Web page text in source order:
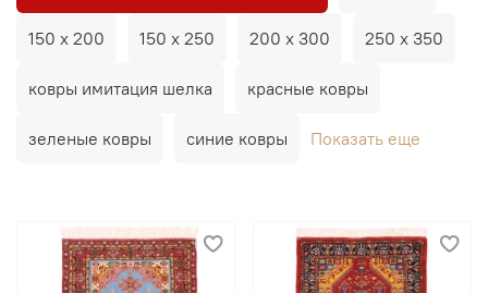
150 х 200 150 х 250 200 х 300 250 х 350
ковры имитация шелка красные ковры
зеленые ковры синие ковры Показать еще